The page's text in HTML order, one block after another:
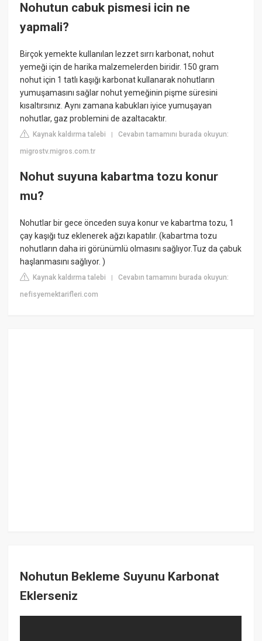
Nohutun cabuk pismesi icin ne
yapmali?
Birçok yemekte kullanılan lezzet sırrı karbonat, nohut
yemeği için de harika malzemelerden biridir. 150 gram
nohut için 1 tatlı kaşığı karbonat kullanarak nohutların
yumuşamasını sağlar nohut yemeğinin pişme süresini
kısaltırsınız. Aynı zamana kabukları iyice yumuşayan
nohutlar, gaz problemini de azaltacaktır.
Kaynak kaldırma talebi |Cevabın tamamını burada okuyun:
migrostv.migros.com.tr
Nohut suyuna kabartma tozu konur
mu?
Nohutlar bir gece önceden suya konur ve kabartma tozu, 1
çay kaşığı tuz eklenerek ağzı kapatılır. (kabartma tozu
nohutların daha iri görünümlü olmasını sağlıyor.Tuz da çabuk
haşlanmasını sağlıyor. )
Kaynak kaldırma talebi |Cevabın tamamını burada okuyun:
nefisyemektarifleri.com
Nohutun Bekleme Suyunu Karbonat
Eklerseniz